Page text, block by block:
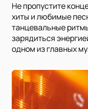
Не пропустите
хиты и любимые
танцевальные
зарядиться
одном из главных